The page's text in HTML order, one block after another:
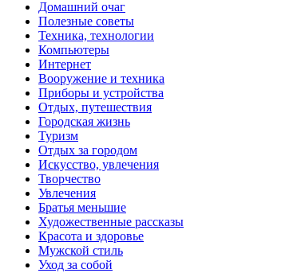
Домашний очаг
Полезные советы
Техника, технологии
Компьютеры
Интернет
Вооружение и техника
Приборы и устройства
Отдых, путешествия
Городская жизнь
Туризм
Отдых за городом
Искусство, увлечения
Творчество
Увлечения
Братья меньшие
Художественные рассказы
Красота и здоровье
Мужской стиль
Уход за собой